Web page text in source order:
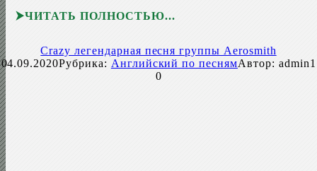
ЧИТАТЬ ПОЛНОСТЬЮ
Crazy легендарная песня группы Aerosmith
04.09.2020Рубрика: Английский по песнямАвтор: admin1
0